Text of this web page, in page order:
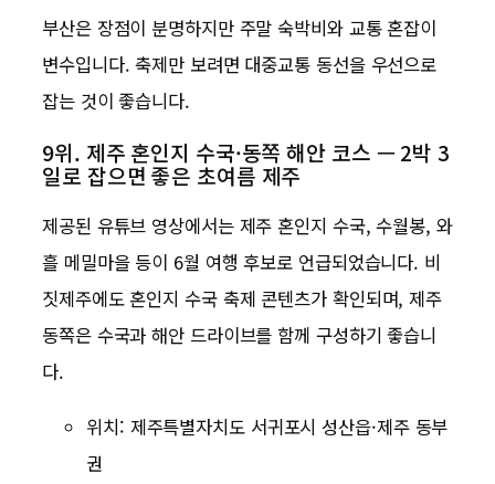
부산은 장점이 분명하지만 주말 숙박비와 교통 혼잡이
변수입니다. 축제만 보려면 대중교통 동선을 우선으로
잡는 것이 좋습니다.
9위. 제주 혼인지 수국·동쪽 해안 코스 — 2박 3
일로 잡으면 좋은 초여름 제주
제공된 유튜브 영상에서는 제주 혼인지 수국, 수월봉, 와
흘 메밀마을 등이 6월 여행 후보로 언급되었습니다. 비
짓제주에도 혼인지 수국 축제 콘텐츠가 확인되며, 제주
동쪽은 수국과 해안 드라이브를 함께 구성하기 좋습니
다.
위치: 제주특별자치도 서귀포시 성산읍·제주 동부
권